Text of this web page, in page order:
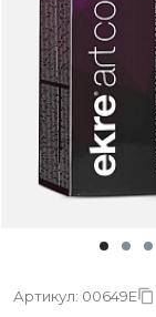
Артикул: 00649E